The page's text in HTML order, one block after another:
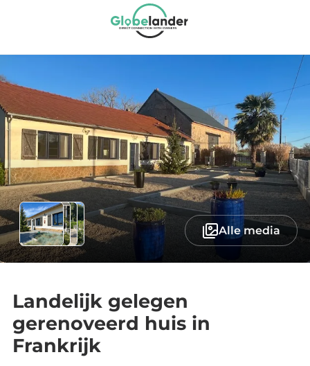
Alle media
Landelijk gelegen
gerenoveerd huis in
Frankrijk